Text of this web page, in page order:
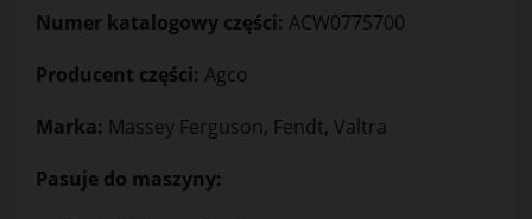
Numer katalogowy części: ACW0775700
Producent części: Agco
Marka: Massey Ferguson, Fendt, Valtra
Pasuje do maszyny: